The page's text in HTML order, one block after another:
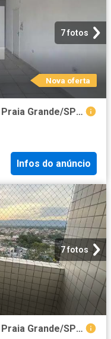
7 fotos
Nova oferta
Apartamento para Locação em Praia Grande/SP Vilamar 2 Quartos
Infos do anúncio
7 fotos
Apartamento para Locação em Praia Grande/SP Guilhermina 2 Quartos